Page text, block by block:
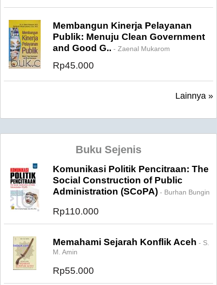
Membangun Kinerja Pelayanan
Publik: Menuju Clean Government
and Good G.. - Zaenal Mukarom
Rp45.000
Lainnya »
Buku Sejenis
Komunikasi Politik Pencitraan: The
Social Construction of Public
Administration (SCoPA) - Burhan Bungin
Rp110.000
Memahami Sejarah Konflik Aceh - S.
M. Amin
Rp55.000